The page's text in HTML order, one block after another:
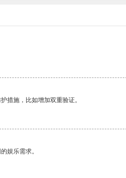
措施，比如增加双重验证。
娱乐需求。